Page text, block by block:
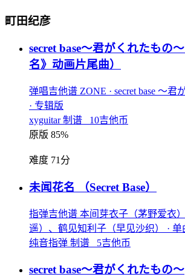
町田纪彦
secret base〜君がくれたもの〜
名》动画片尾曲）
弹唱吉他谱 ZONE · secret base 〜
· 专辑版
xyguitar 制谱 10吉他币
原版 85%
难度 71分
未闻花名 （Secret Base）
指弹吉他谱 本间芽衣子（茅野爱衣
遥）、鹤见知利子（早见沙织）
·
纯音指弹 制谱 5吉他币
secret base～君がくれたもの～